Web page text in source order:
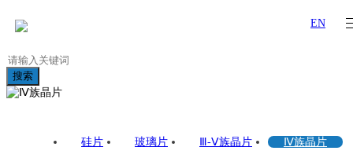
EN
搜索
硅片 玻璃片 Ⅲ-Ⅴ族晶片 Ⅳ族晶片